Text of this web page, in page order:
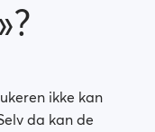
ikke kan
da kan de